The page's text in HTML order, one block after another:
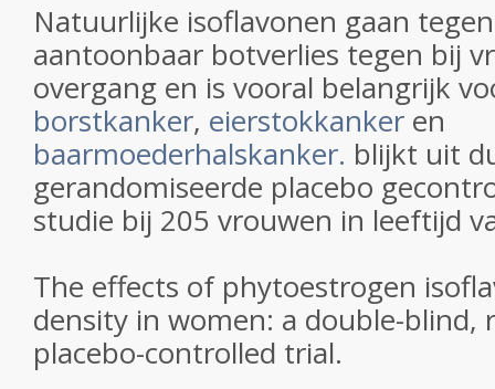
Natuurlijke isoflavonen gaan
aantoonbaar botverlies tegen bij
overgang en is vooral belangrijk
borstkanker, eierstokkanker en
baarmoederhalskanker. blijkt uit
gerandomiseerde placebo
studie bij 205 vrouwen in leeftijd
The effects of phytoestrogen
density in women: a double-blind,
placebo-controlled trial.